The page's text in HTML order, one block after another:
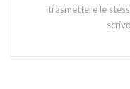
trasmettere le